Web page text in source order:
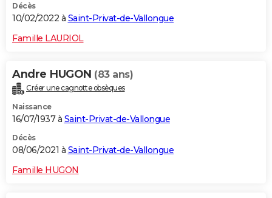
Décès
10/02/2022 à Saint-Privat-de-Vallongue
Famille LAURIOL
Andre HUGON (83 ans)
Créer une cagnotte obsèques
Naissance
16/07/1937 à Saint-Privat-de-Vallongue
Décès
08/06/2021 à Saint-Privat-de-Vallongue
Famille HUGON